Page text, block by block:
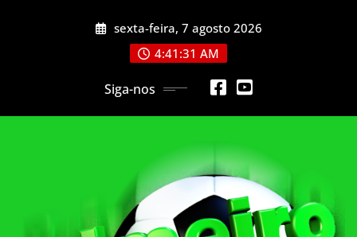
sexta-feira, 7 agosto 2026
4:41:33 AM
Siga-nos